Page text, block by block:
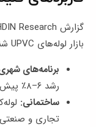
بازار لوله‌های UPVC شناسایی کرده است:
برنامه‌های
رشد ۶–۸٪ پیش‌بینی شده است.
ساختمانی:
تجاری و صنعتی —